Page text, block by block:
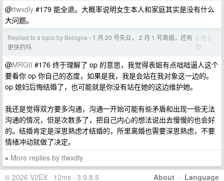
@ttwxdly #179 能全退。大概率说明女生本人和家庭其实是没有什么
大问题。
Replied to a topic by Bologna › 1 月 20 号失业， 2 月 1 号离婚，还有
更快的吗
2 月 2
日
@MRG0 #176 终于理解了 op 的意思，我觉得表姐有点咄咄逼人这个
要看你 op 你自己的态度，如果是我，我是会站在我对象这一边的。
op 媳妇后悔结婚了，也可能就是你没有站在她的这边维护她。
我还是觉得双方要多沟通，沟通一开始可能有些矛盾和出现一些无法
沟通的情况，但是次数多了，把自己内心的想法说出去慢慢的也会好
的。结婚肯定是深思熟虑才结婚的，所里离婚也需要深思熟虑，不要
情绪冲动就做了决定。
» More replies by ttwxdly
About · Language
© 2026 V2EX · 12ms · 3.9.8.5